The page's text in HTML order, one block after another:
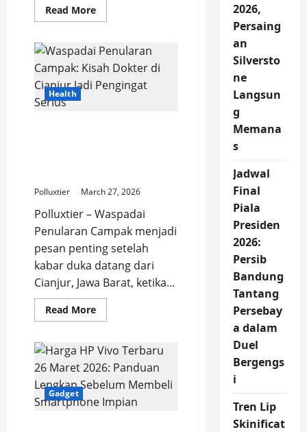
Read MoreRead
more
Pria
Kurang
Dewasa
Secara
Emosional
yang
Health
Polluxtier March 27, 2026
Polluxtier – Waspadai
Penularan Campak menjadi
pesan penting setelah
kabar duka datang dari
Cianjur, Jawa Barat, ketika...
Read MoreRead
more
Penularan
Campak:
Kisah
Dokter
di
Cianjur
Jadi
Gadget
2026,
Persaing
an
Silversto
ne
Langsun
g
Memana
s
Jadwal
Final
Piala
Presiden
2026:
Persib
Bandung
Tantang
Persebay
a dalam
Duel
Bergengs
i
Tren Lip
Skinificat